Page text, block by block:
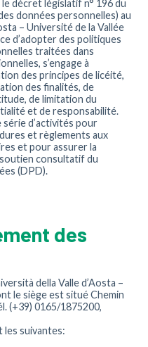
décret législatif n° 196 du
données personnelles) au
– Université de la Vallée
d’adopter des politiques
traitées dans
s’engage à
des principes de licéité,
des finalités, de
de limitation du
et de responsabilité.
série d’activités pour
et règlements aux
et pour assurer la
consultatif du
(DPD).
des
della Valle d’Aosta –
le siège est situé Chemin
(+39) 0165/1875200,
suivantes: